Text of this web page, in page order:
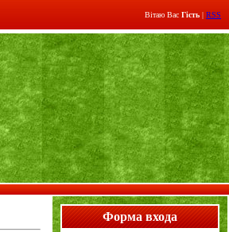
Вітаю Вас Гість | RSS
Форма входа